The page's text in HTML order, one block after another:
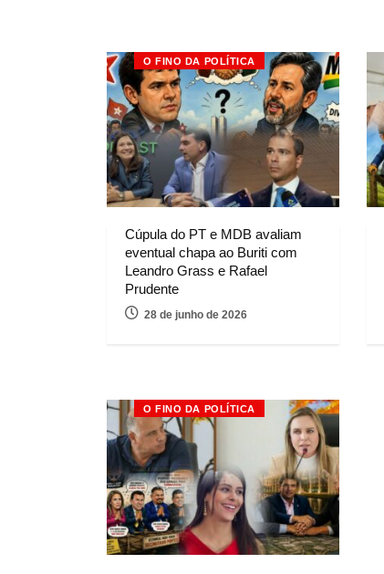
O FINO DA POLÍTICA
Cúpula do PT e MDB avaliam
eventual chapa ao Buriti com
Leandro Grass e Rafael
Prudente
28 de junho de 2026
O FINO DA POLÍTICA